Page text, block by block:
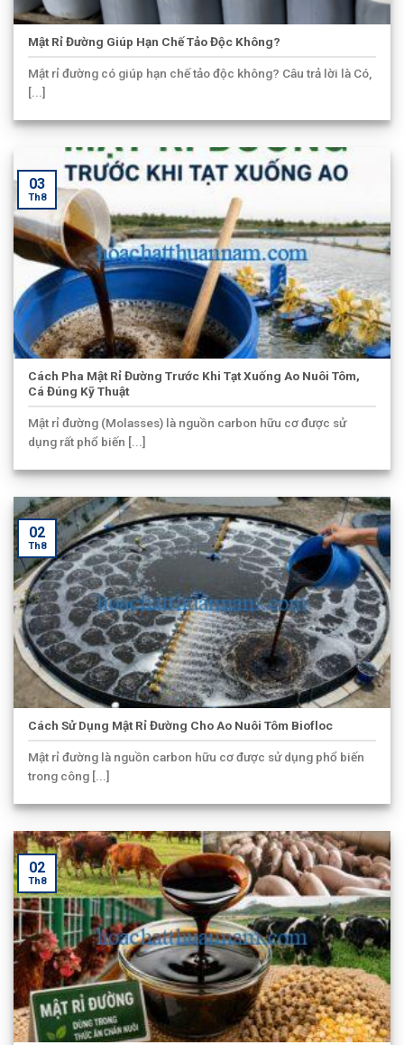
Mật Rỉ Đường Giúp Hạn Chế Tảo Độc Không?
Mật rỉ đường có giúp hạn chế tảo độc không? Câu trả lời là Có,
[...]
Cách Pha Mật Rỉ Đường Trước Khi Tạt Xuống Ao Nuôi Tôm,
Cá Đúng Kỹ Thuật
Mật rỉ đường (Molasses) là nguồn carbon hữu cơ được sử
dụng rất phổ biến [...]
03
Th8
Cách Sử Dụng Mật Rỉ Đường Cho Ao Nuôi Tôm Biofloc
Mật rỉ đường là nguồn carbon hữu cơ được sử dụng phổ biến
trong công [...]
02
Th8
02
Th8